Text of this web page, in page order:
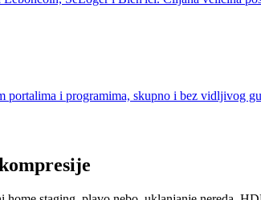
portalima i programima, skupno i bez vidljivog